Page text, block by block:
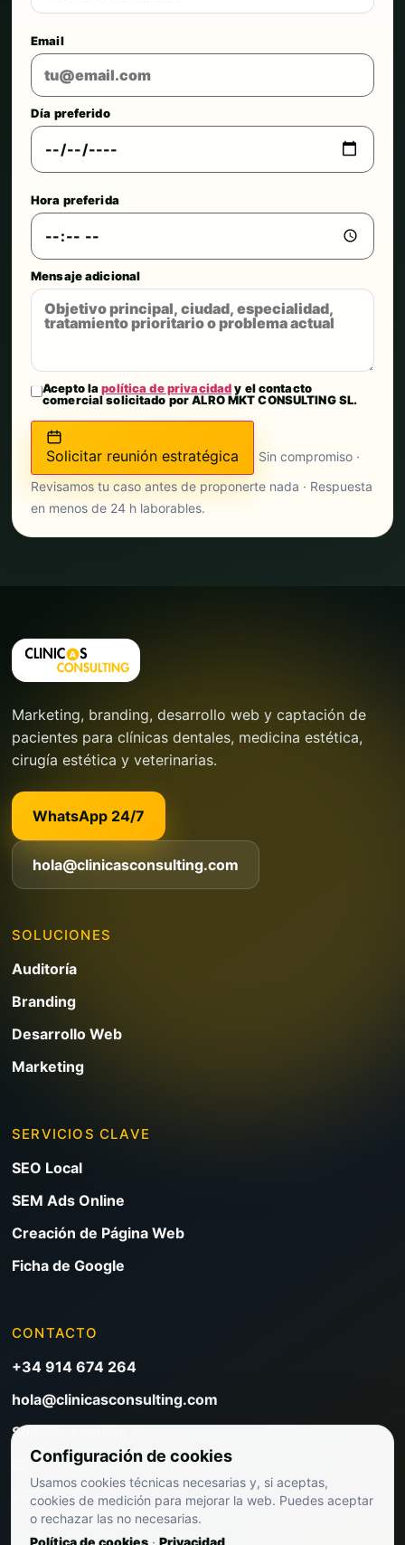
Email
Día preferido
Hora preferida
Mensaje adicional
Acepto lapolítica de privacidady el contacto
comercial solicitado por ALRO MKT CONSULTING SL.
Solicitar reunión estratégica
Sin compromiso ·
Revisamos tu caso antes de proponerte nada · Respuesta
en menos de 24 h laborables.
Marketing, branding, desarrollo web y captación de
pacientes para clínicas dentales, medicina estética,
cirugía estética y veterinarias.
WhatsApp 24/7
hola@clinicasconsulting.com
SOLUCIONES
Auditoría
Branding
Desarrollo Web
Marketing
SERVICIOS CLAVE
SEO Local
SEM Ads Online
Creación de Página Web
Ficha de Google
CONTACTO
+34 914 674 264
hola@clinicasconsulting.com
Solicitar reunión
Blog de marketing clínico
Ver precios
Configuración de cookies
Usamos cookies técnicas necesarias y, si aceptas,
cookies de medición para mejorar la web. Puedes aceptar
o rechazar las no necesarias.
Política de cookies · Privacidad